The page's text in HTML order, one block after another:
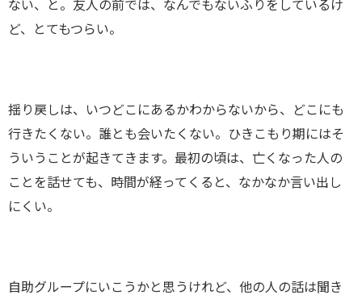
ない、と。友人の前では、なんでもないふりをしているけ
ど、とてもつらい。
揺り戻しは、いつどこにあるかわからないから、どこにも
行きたくない。誰とも会いたくない。ひきこもり期にはそ
ういうことが起きてきます。最初の頃は、亡くなった人の
ことを話せても、時間が経ってくると、なかなか言い出し
にくい。
自助グループにいこうかと思うけれど、他の人の話は聞き